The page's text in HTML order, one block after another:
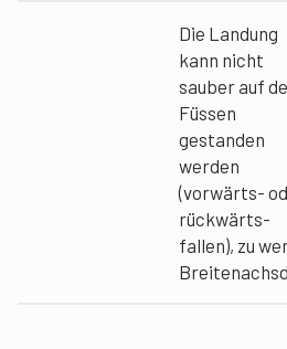
Die Landung
kann nicht
sauber auf
Füssen
gestanden
werden
(vorwärts-
rückwärts-
fallen), zu